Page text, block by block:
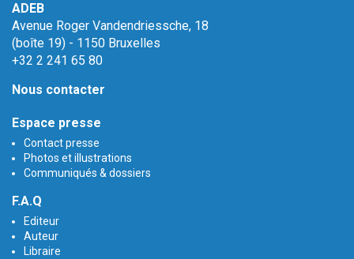
ADEB
Avenue Roger Vandendriessche, 18
(boîte 19) - 1150 Bruxelles
+32 2 241 65 80
Nous contacter
Espace presse
Contact presse
Photos et illustrations
Communiqués & dossiers
F.A.Q
Editeur
Auteur
Libraire